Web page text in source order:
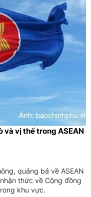
và vị thế trong ASEAN
quảng bá về ASEAN
thức về Cộng đồng
khu vực.